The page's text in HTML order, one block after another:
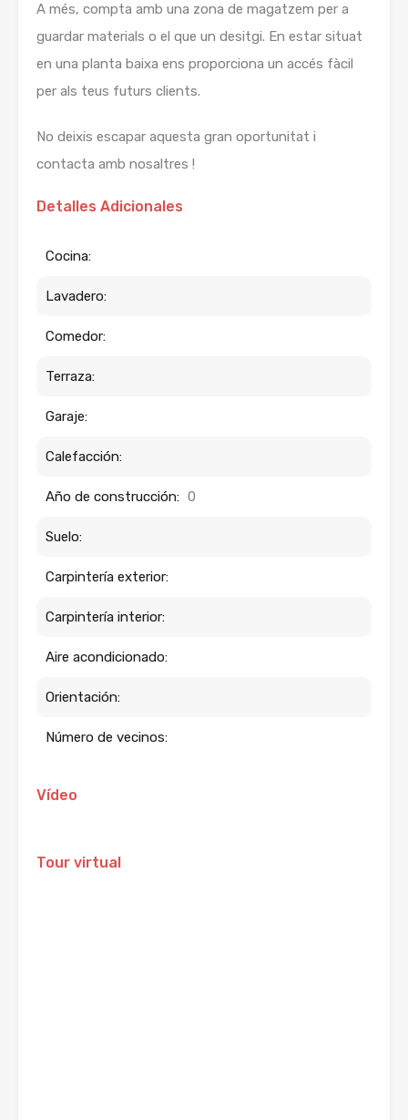
A més, compta amb una zona de magatzem per a
guardar materials o el que un desitgi. En estar situat
en una planta baixa ens proporciona un accés fàcil
per als teus futurs clients.
No deixis escapar aquesta gran oportunitat i
contacta amb nosaltres !
Detalles Adicionales
Cocina:
Lavadero:
Comedor:
Terraza:
Garaje:
Calefacción:
Año de construcción: 0
Suelo:
Carpintería exterior:
Carpintería interior:
Aire acondicionado:
Orientación:
Número de vecinos:
Vídeo
Tour virtual